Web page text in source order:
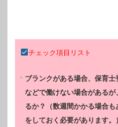
チェック項目リスト
ブランクがある場合、保育
などで働けない場合がある
るか？（数週間かかる場合
をしておく必要があります。）